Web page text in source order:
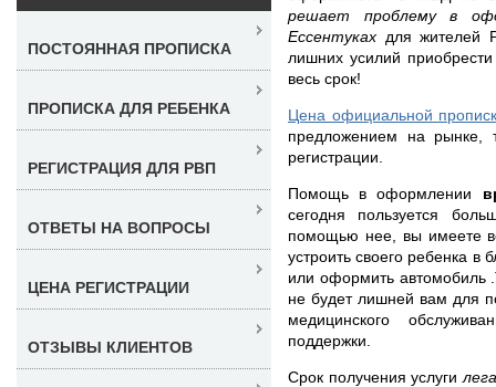
решает проблему в
Ессентуках для жителей
лишних усилий
весь срок!
Цена официальной
предложением на рынке,
регистрации.
Помощь в оформлении
сегодня пользуется
помощью нее, вы имеете
устроить своего ребенка в
или оформить автомобиль
не будет лишней вам для
медицинского
поддержки.
Срок получения услуги
ПОСТОЯННАЯ ПРОПИСКА
ПРОПИСКА ДЛЯ РЕБЕНКА
РЕГИСТРАЦИЯ ДЛЯ РВП
ОТВЕТЫ НА ВОПРОСЫ
ЦЕНА РЕГИСТРАЦИИ
ОТЗЫВЫ КЛИЕНТОВ